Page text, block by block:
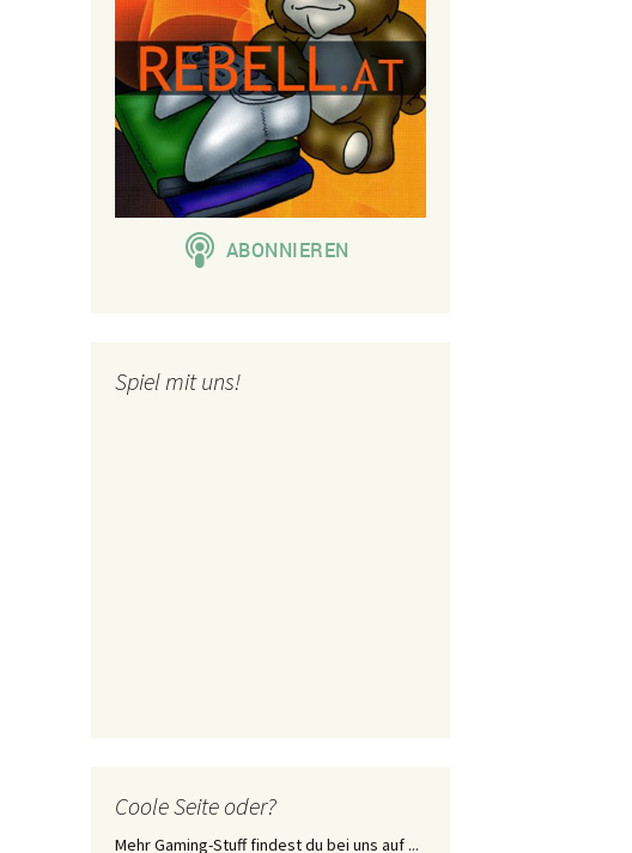
Spiel mit uns!
Coole Seite oder?
Mehr Gaming-Stuff findest du bei uns auf ...